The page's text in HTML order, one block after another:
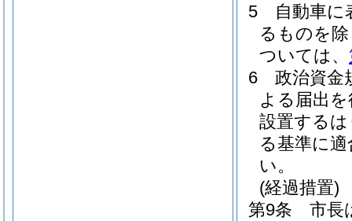
5
自動車に
るものを
ついては、
6
政治資金
よる届出
設置する
る基準に
い。
(経過措置)
第9条
市長